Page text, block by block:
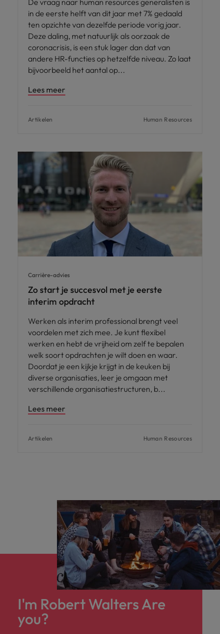
De vraag naar human resources generalisten is
in de eerste helft van dit jaar met 7% gedaald
ten opzichte van dezelfde periode vorig jaar.
Deze daling, met natuurlijk als oorzaak de
coronacrisis, is een stuk lager dan dat van
andere HR-functies op hetzelfde niveau. Zo laat
bijvoorbeeld het aantal op
Lees meer
Artikelen Human Resources
Carrière-advies
Zo start je succesvol met je eerste
interim opdracht
Werken als interim professional brengt veel
voordelen met zich mee. Je kunt flexibel
werken en hebt de vrijheid om zelf te bepalen
welk soort opdrachten je wilt doen en waar.
Doordat je een kijkje krijgt in de keuken bij
diverse organisaties, leer je omgaan met
verschillende organisatiestructuren, b
Lees meer
Artikelen Human Resources
I'm Robert Walters Are
you?